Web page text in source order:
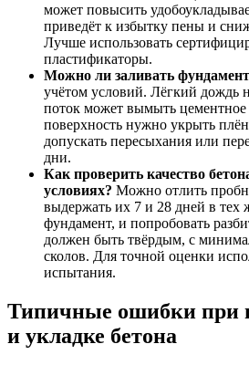
может повысить
приведёт к избытку пены и
Лучше использовать
пластификаторы.
Можно ли заливать
учётом условий. Лёгкий дождь
поток может вымыть цементное
поверхность нужно укрыть
допускать пересыхания или
дни.
Как проверить качество
условиях? Можно отлить
выдержать их 7 и 28 дней в тех
фундамент, и попробовать
должен быть твёрдым, с
сколов. Для точной оценки
испытания.
Типичные ошибки при
и укладке бетона